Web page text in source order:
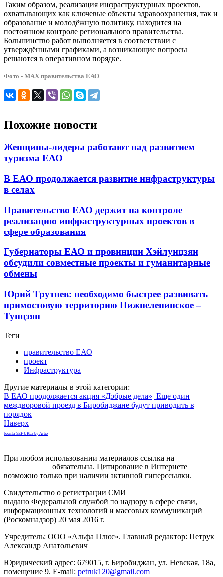
Таким образом, реализация инфраструктурных проектов,
охватывающих как ключевые объекты здравоохранения, так и
образование и молодёжную политику, находится на
постоянном контроле регионального правительства.
Большинство работ выполняется в соответствии с
утверждёнными графиками, а возникающие вопросы
решаются в оперативном порядке.
Фото - МАХ правительства ЕАО
Похожие новости
Женщины-лидеры работают над развитием
туризма ЕАО
В ЕАО продолжается развитие инфраструктуры
в селах
Правительство ЕАО держит на контроле
реализацию инфраструктурных проектов в
сфере образования
Губернаторы ЕАО и провинции Хэйлунцзян
обсудили совместные проекты и гуманитарные
обмены
Юрий Трутнев: необходимо быстрее развивать
примостовую территорию Нижнеленинское –
Тунцзян
Теги
правительство ЕАО
проект
Инфраструктура
Другие материалы в этой категории:
В ЕАО продолжается акция «Добрые дела» Еще один
междворовой проезд в Биробиджане будут приводить в
порядок
Наверх
Joomla SEF URLs by Artio
При любом использовании материалов ссылка на
обязательна. Цитирование в Интернете
возможно только при наличии активной гиперссылки.
Свидетельство о регистрации СМИ
выдано Федеральной службой по надзору в сфере связи,
информационных технологий и массовых коммуникаций
(Роскомнадзор) 20 мая 2016 г.
Учредитель: ООО «Альфа Плюс». Главный редактор: Петрук
Александр Анатольевич
Юридический адрес: 679015, г. Биробиджан, ул. Невская, 18а,
помещение 9. E-mail: petruk120@gmail.com